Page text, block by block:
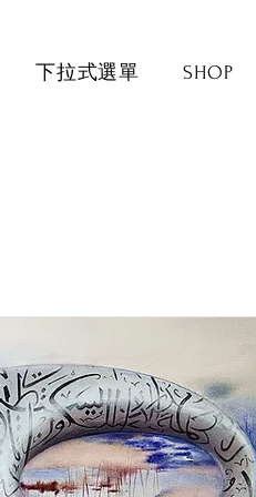
下拉式選單 SHOP